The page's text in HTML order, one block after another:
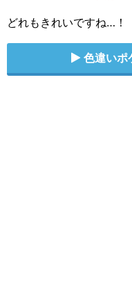
どれもきれいですね…！
色違いポ